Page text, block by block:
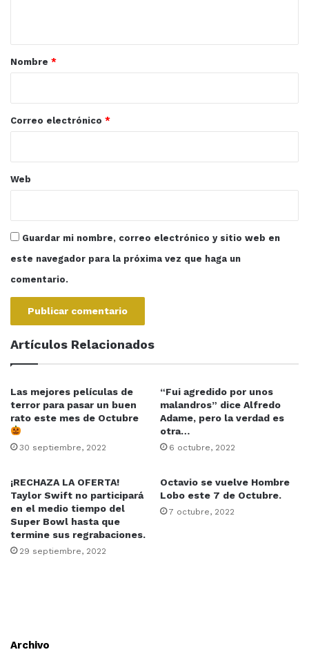
Cine Entretenimiento JackBlack
Mario SuperMarioBros Yahoo!
r
*
Nombre *
Correo electrónico *
Web
Guardar mi nombre, correo electrónico y sitio web en
este navegador para la próxima vez que haga un
comentario.
Artículos Relacionados
Las mejores películas de
terror para pasar un buen
rato este mes de Octubre
30 septiembre, 2022
“Fui agredido por unos
malandros” dice Alfredo
Adame, pero la verdad es
otra…
6 octubre, 2022
¡RECHAZA LA OFERTA!
Taylor Swift no participará
en el medio tiempo del
Super Bowl hasta que
termine sus regrabaciones.
29 septiembre, 2022
Octavio se vuelve Hombre
Lobo este 7 de Octubre.
7 octubre, 2022
Archivo